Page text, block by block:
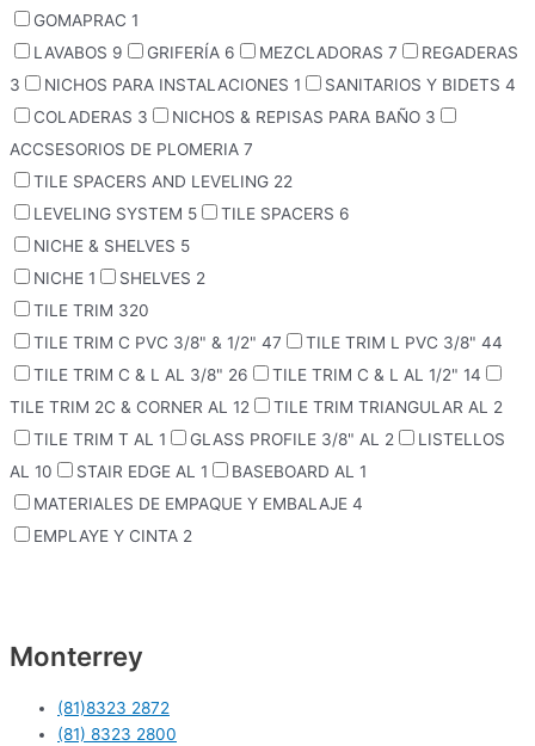
GOMAPRAC 1
LAVABOS 9 GRIFERÍA 6 MEZCLADORAS 7
REGADERAS
3
NICHOS PARA INSTALACIONES 1 SANITARIOS Y BIDETS 4
COLADERAS 3 NICHOS & REPISAS PARA BAÑO 3
ACCSESORIOS DE PLOMERIA 7
TILE SPACERS AND LEVELING 22
LEVELING SYSTEM 5 TILE SPACERS 6
NICHE & SHELVES 5
NICHE 1 SHELVES 2
TILE TRIM 320
TILE TRIM C PVC 3/8" & 1/2" 47 TILE TRIM L PVC 3/8" 44
TILE TRIM C & L AL 3/8" 26 TILE TRIM C & L AL 1/2" 14
TILE TRIM 2C & CORNER AL 12 TILE TRIM TRIANGULAR AL 2
TILE TRIM T AL 1 GLASS PROFILE 3/8" AL 2
LISTELLOS
AL 10 STAIR EDGE AL 1 BASEBOARD AL 1
MATERIALES DE EMPAQUE Y EMBALAJE 4
EMPLAYE Y CINTA 2
Monterrey
(81)8323 2872
(81) 8323 2800